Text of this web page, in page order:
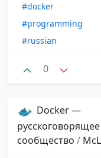
#docker
#programming
#russian
0
Docker —
русскоговорящее
сообщество /